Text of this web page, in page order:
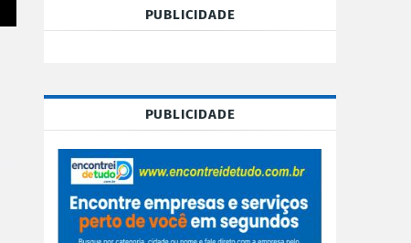
PUBLICIDADE
PUBLICIDADE